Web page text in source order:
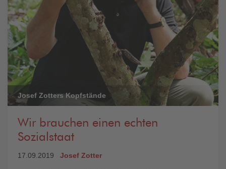
Josef Zotters Kopfstände
Wir brauchen einen echten
Sozialstaat
17.09.2019 Josef Zotter